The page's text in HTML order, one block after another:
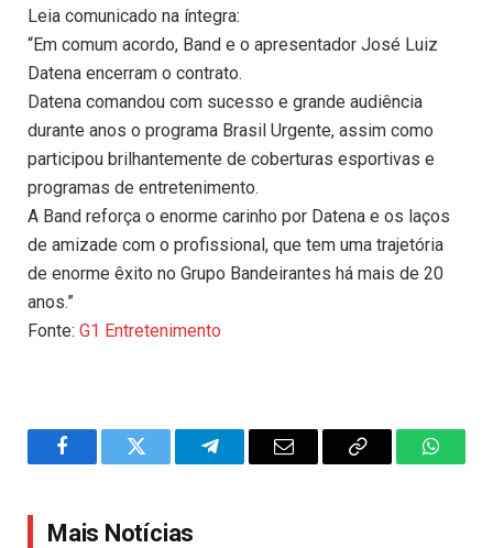
Leia comunicado na íntegra:
“Em comum acordo, Band e o apresentador José Luiz
Datena encerram o contrato.
Datena comandou com sucesso e grande audiência
durante anos o programa Brasil Urgente, assim como
participou brilhantemente de coberturas esportivas e
programas de entretenimento.
A Band reforça o enorme carinho por Datena e os laços
de amizade com o profissional, que tem uma trajetória
de enorme êxito no Grupo Bandeirantes há mais de 20
anos.”
Fonte: G1 Entretenimento
FacebookTwitter TelegramEmail
Copy
Mais Notícias